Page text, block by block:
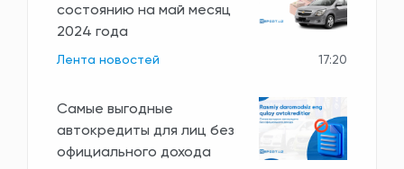
состоянию на май месяц
2024 года
Лента новостей 17:20
Самые выгодные
автокредиты для лиц без
официального дохода